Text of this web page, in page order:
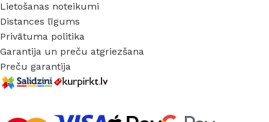
Lietošanas noteikumi
Distances līgums
Privātuma politika
Garantija un preču atgriezšana
Preču garantija